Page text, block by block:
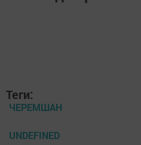
Теги:
ЧЕРЕМШАН
UNDEFINED